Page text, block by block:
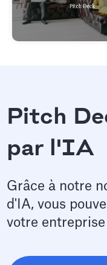
Pitch
par l'IA
Grâce à notre
d'IA, vous
votre entreprise